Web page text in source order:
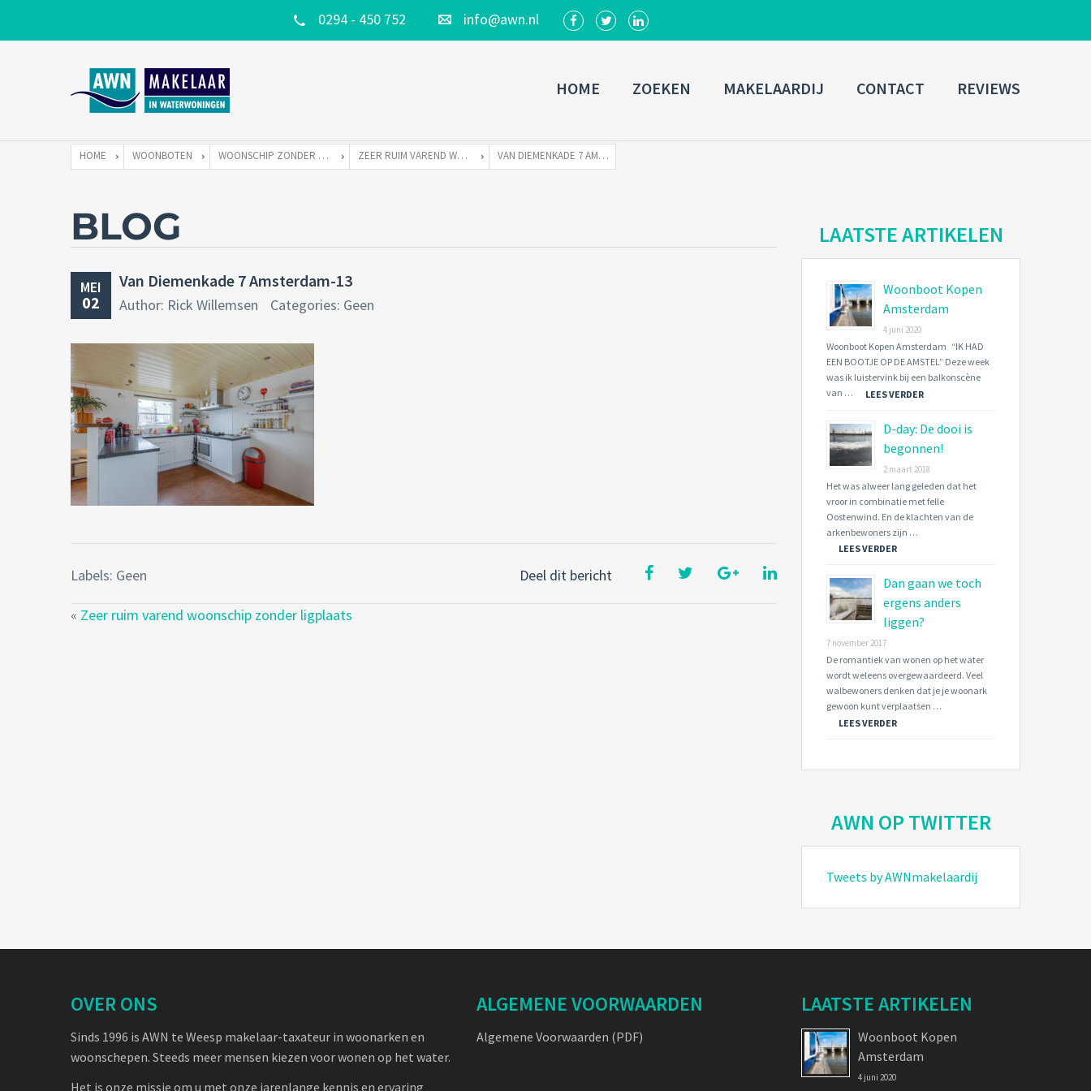
0294 - 450 752 info@awn.nl
Username
Connect with:
Forgot
password? SIGN IN
Remember me
HOME ZOEKEN MAKELAARDIJ CONTACT REVIEWS
HOME WOONBOTEN WOONSCHIP ZONDER LIGPLAATS ZEER RUIM VAREND WOONSCHIP ZONDER LIGPLAATS VAN DIEMENKADE 7 AMSTERDAM-13
BLOG
MEI
02
Van Diemenkade 7 Amsterdam-13
Author: Rick Willemsen Categories: Geen
Deel dit bericht
Labels: Geen
« Zeer ruim varend woonschip zonder ligplaats
LAATSTE ARTIKELEN
Woonboot Kopen
Amsterdam
4 juni 2020
Woonboot Kopen Amsterdam “IK HAD
EEN BOOTJE OP DE AMSTEL” Deze week
was ik luistervink bij een balkonscène
van …
LEES VERDER
D-day: De dooi is
begonnen!
2 maart 2018
Het was alweer lang geleden dat het
vroor in combinatie met felle
Oostenwind. En de klachten van de
arkenbewoners zijn …
LEES VERDER
Dan gaan we toch
ergens anders
liggen?
7 november 2017
De romantiek van wonen op het water
wordt weleens overgewaardeerd. Veel
walbewoners denken dat je je woonark
gewoon kunt verplaatsen …
LEES VERDER
AWN OP TWITTER
Tweets by AWNmakelaardij
OVER ONS
Sinds 1996 is AWN te Weesp makelaar-taxateur in woonarken en
woonschepen. Steeds meer mensen kiezen voor wonen op het water.
Het is onze missie om u met onze jarenlange kennis en ervaring
ALGEMENE VOORWAARDEN
Algemene Voorwaarden (PDF)
LAATSTE ARTIKELEN
Woonboot Kopen
Amsterdam
4 juni 2020